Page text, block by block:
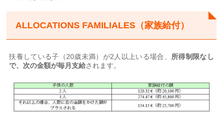
ALLOCATIONS FAMILIALES（家族給付）
扶養している子（20歳未満）が2人以上いる場合、 所得制限なし
で、次の金額が毎月支給されます。